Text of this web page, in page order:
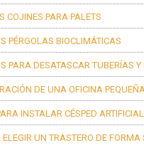
COJINES PARA PALETS
PÉRGOLAS BIOCLIMÁTICAS
PARA DESATASCAR TUBERÍAS
DE UNA OFICINA PEQUEÑA
INSTALAR CÉSPED
UN TRASTERO DE FORMA